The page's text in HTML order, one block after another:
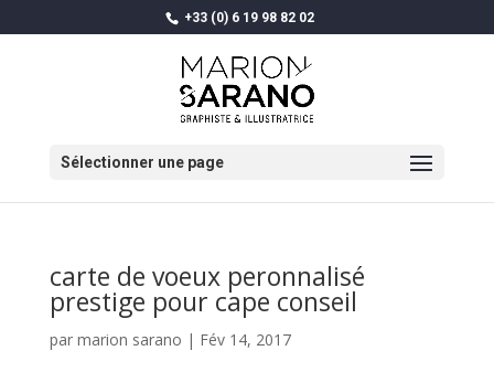
+33 (0) 6 19 98 82 02
Sélectionner une page
carte de voeux peronnalisé
prestige pour cape conseil
par marion sarano | Fév 14, 2017